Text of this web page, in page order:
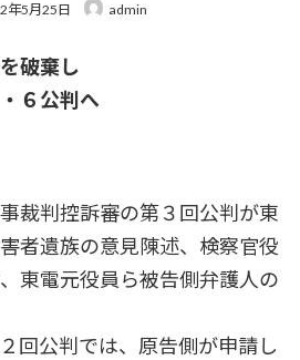
年5月25日 admin
破棄し
６公判へ
裁判控訴審の第３回公判が東
者遺族の意見陳述、検察官役
東電元役員ら被告側弁護人の
回公判では、原告側が申請し